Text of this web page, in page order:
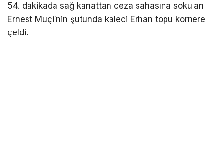
54. dakikada sağ kanattan ceza sahasına sokulan
Ernest Muçi’nin şutunda kaleci Erhan topu kornere
çeldi.